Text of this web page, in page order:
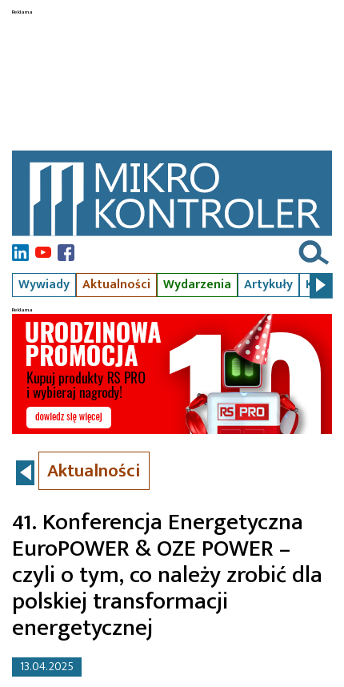
Wywiady Aktualności Wydarzenia Artykuły Kursy
Aktualności
41. Konferencja Energetyczna
EuroPOWER & OZE POWER –
czyli o tym, co należy zrobić dla
polskiej transformacji
energetycznej
13.04.2025